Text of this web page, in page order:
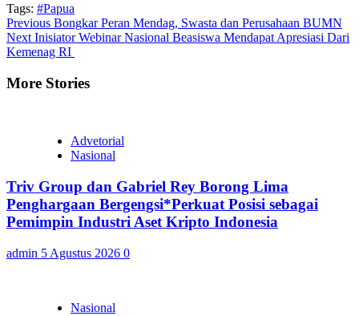
Tags: #Papua
Continue
Reading
Previous Bongkar Peran Mendag, Swasta dan Perusahaan BUMN
Next Inisiator Webinar Nasional Beasiswa Mendapat Apresiasi Dari
Kemenag RI
More Stories
Advetorial
Nasional
Triv Group dan Gabriel Rey Borong Lima
Penghargaan Bergengsi*Perkuat Posisi sebagai
Pemimpin Industri Aset Kripto Indonesia
admin 5 Agustus 2026 0
Nasional